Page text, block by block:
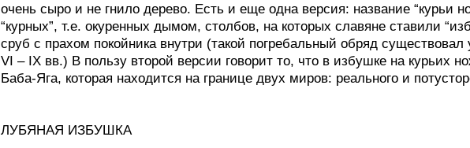
очень сыро и не гнило дерево. Есть и еще одна версия: название “курьи
“курных”, т.е. окуренных дымом, столбов, на которых славяне ставили
сруб с прахом покойника внутри (такой погребальный обряд
VI – IX вв.) В пользу второй версии говорит то, что в избушке на курьих
Баба-Яга, которая находится на границе двух миров: реального и
ЛУБЯНАЯ ИЗБУШКА